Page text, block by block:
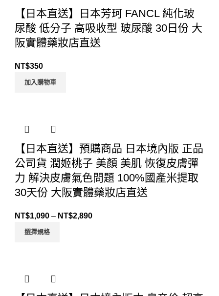
【日本直送】日本芳珂 FANCL 純化玻
尿酸 低分子 高吸收型 玻尿酸 30日份 大
阪實體藥妝店直送
NT$350
加入購物車
【日本直送】預購商品 日本境內版 正品
公司貨 潤姬桃子 美顏 美肌 恢復皮膚彈
力 解決皮膚氣色問題 100%國產米提取
30天份 大阪實體藥妝店直送
NT$1,090 – NT$2,890
選擇規格